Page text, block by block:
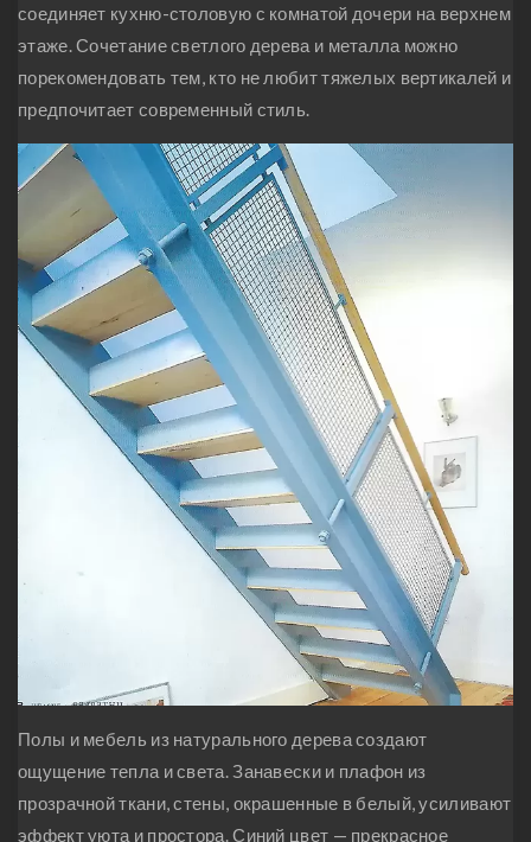
соединяет кухню-столовую с комнатой дочери на верхнем
этаже. Сочетание светлого дерева и металла можно
порекомендовать тем, кто не любит тяжелых вертикалей и
предпочитает современный стиль.
Полы и мебель из натурального дерева создают
ощущение тепла и света. Занавески и плафон из
прозрачной ткани, стены, окрашенные в белый, усиливают
эффект уюта и простора. Синий цвет — прекрасное